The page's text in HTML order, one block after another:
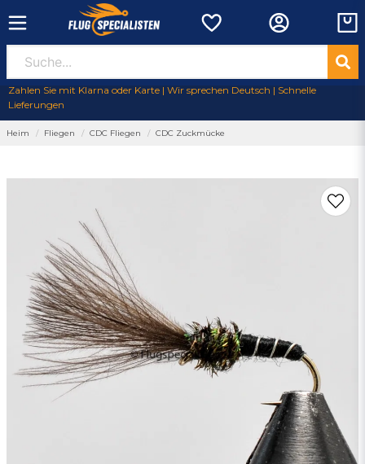
Zahlen Sie mit Klarna oder Karte | Wir sprechen Deutsch | Schnelle
Lieferungen
Heim Fliegen CDC Fliegen CDC Zuckmücke